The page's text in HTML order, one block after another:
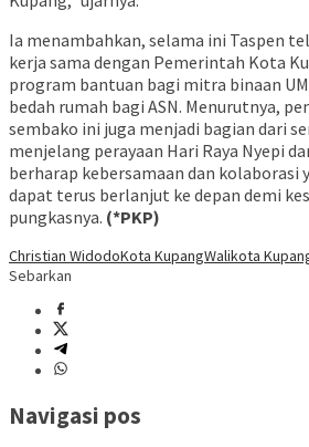
Ia menambahkan, selama ini Taspen
kerja sama dengan Pemerintah Kota
program bantuan bagi mitra binaan
bedah rumah bagi ASN. Menurutnya,
sembako ini juga menjadi bagian dari
menjelang perayaan Hari Raya Nyepi
berharap kebersamaan dan
dapat terus berlanjut ke depan demi
pungkasnya. (*PKP)
Christian WidodoKota KupangWalikota
Sebarkan
Navigasi pos